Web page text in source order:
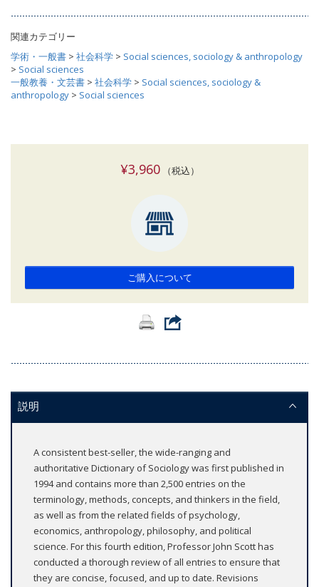
関連カテゴリー
学術・一般書 > 社会科学 > Social sciences, sociology & anthropology
> Social sciences
一般教養・文芸書 > 社会科学 > Social sciences, sociology &
anthropology > Social sciences
¥3,960（税込）
ご購入について
説明
A consistent best-seller, the wide-ranging and
authoritative Dictionary of Sociology was first published in
1994 and contains more than 2,500 entries on the
terminology, methods, concepts, and thinkers in the field,
as well as from the related fields of psychology,
economics, anthropology, philosophy, and political
science. For this fourth edition, Professor John Scott has
conducted a thorough review of all entries to ensure that
they are concise, focused, and up to date. Revisions